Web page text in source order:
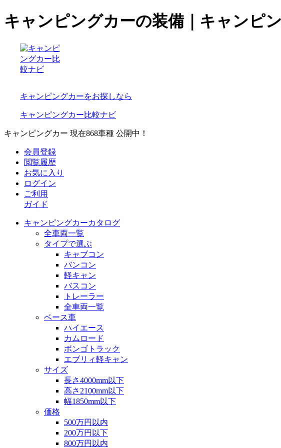
キャンピングカーの装備｜キャンピ
キャンピングカーをお探しなら
キャンピングカー比較ナビ
キャンピングカー 現在868車種 公開中！
会員登録
閲覧履歴
お気に入り
ログイン
ご利用
ガイド
キャンピングカーカタログ
全車両一覧
タイプで選ぶ
キャブコン
バンコン
軽キャン
バスコン
トレーラー
全車両一覧
ベース車
ハイエース
カムロード
ボンゴトラック
エブリィ軽キャン
サイズ
長さ4000mm以下
高さ2100mm以下
幅1850mm以下
価格
500万円以内
200万円以下
800万円以内